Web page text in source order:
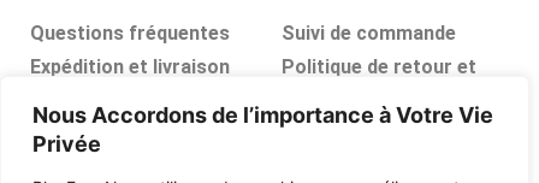
Nous Accordons de l’importance à Votre Vie
Privée
Questions fréquentes
Expédition et livraison
remboursements
Ressources, conseils et
Suivi de commande
Politique de retour et
FAQ